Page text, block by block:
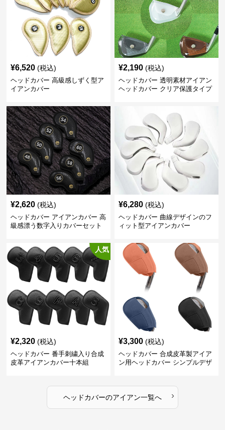
¥6,520 (税込)
ヘッドカバー 高級感しずく型ア
イアンカバー
¥2,190 (税込)
ヘッドカバー 透明素材アイアン
ヘッドカバー クリア保護タイプ
¥2,620 (税込)
ヘッドカバー アイアンカバー 高
級感漂う数字入りカバーセット
¥6,280 (税込)
ヘッドカバー 曲線デザインのフ
ィット型アイアンカバー
人気
¥2,320 (税込)
ヘッドカバー 番手刺繍入り合成
皮革アイアンカバー十本組
¥3,300 (税込)
ヘッドカバー 合成皮革製アイア
ン用ヘッドカバー シンプルデザ
ヘッドカバーのアイアン一覧へ ›